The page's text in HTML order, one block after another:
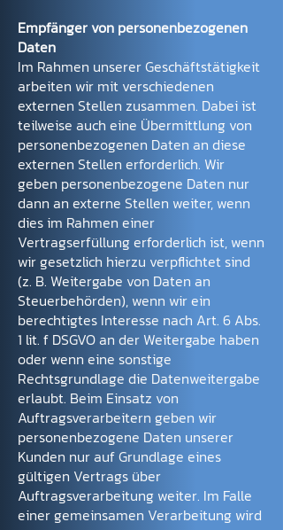
Empfänger von personenbezogenen
Daten
Im Rahmen unserer Geschäftstätigkeit
arbeiten wir mit verschiedenen
externen Stellen zusammen. Dabei ist
teilweise auch eine Übermittlung von
personenbezogenen Daten an diese
externen Stellen erforderlich. Wir
geben personenbezogene Daten nur
dann an externe Stellen weiter, wenn
dies im Rahmen einer
Vertragserfüllung erforderlich ist, wenn
wir gesetzlich hierzu verpflichtet sind
(z. B. Weitergabe von Daten an
Steuerbehörden), wenn wir ein
berechtigtes Interesse nach Art. 6 Abs.
1 lit. f DSGVO an der Weitergabe haben
oder wenn eine sonstige
Rechtsgrundlage die Datenweitergabe
erlaubt. Beim Einsatz von
Auftragsverarbeitern geben wir
personenbezogene Daten unserer
Kunden nur auf Grundlage eines
gültigen Vertrags über
Auftragsverarbeitung weiter. Im Falle
einer gemeinsamen Verarbeitung wird